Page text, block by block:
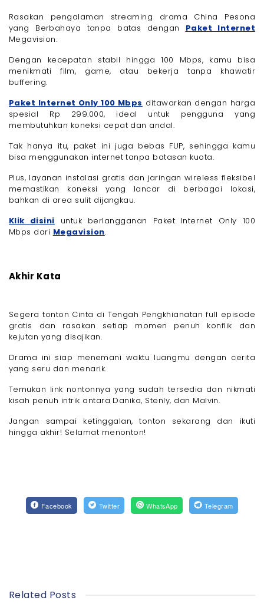
Rasakan pengalaman streaming drama China Pesona
yang Berbahaya tanpa batas dengan Paket Internet
Megavision.
Dengan kecepatan stabil hingga 100 Mbps, kamu bisa
menikmati film, game, atau bekerja tanpa khawatir
buffering.
Paket Internet Only 100 Mbps ditawarkan dengan harga
spesial Rp 299.000, ideal untuk pengguna yang
membutuhkan koneksi cepat dan andal.
Tak hanya itu, paket ini juga bebas FUP, sehingga kamu
bisa menggunakan internet tanpa batasan kuota.
Plus, layanan instalasi gratis dan jaringan wireless fleksibel
memastikan koneksi yang lancar di berbagai lokasi,
bahkan di area sulit dijangkau.
Klik disini untuk berlangganan Paket Internet Only 100
Mbps dari Megavision.
Akhir Kata
Segera tonton Cinta di Tengah Pengkhianatan full episode
gratis dan rasakan setiap momen penuh konflik dan
kejutan yang disajikan.
Drama ini siap menemani waktu luangmu dengan cerita
yang seru dan menarik.
Temukan link nontonnya yang sudah tersedia dan nikmati
kisah penuh intrik antara Danika, Stenly, dan Malvin.
Jangan sampai ketinggalan, tonton sekarang dan ikuti
hingga akhir! Selamat menonton!
Facebook Twitter WhatsApp Telegram
Related Posts